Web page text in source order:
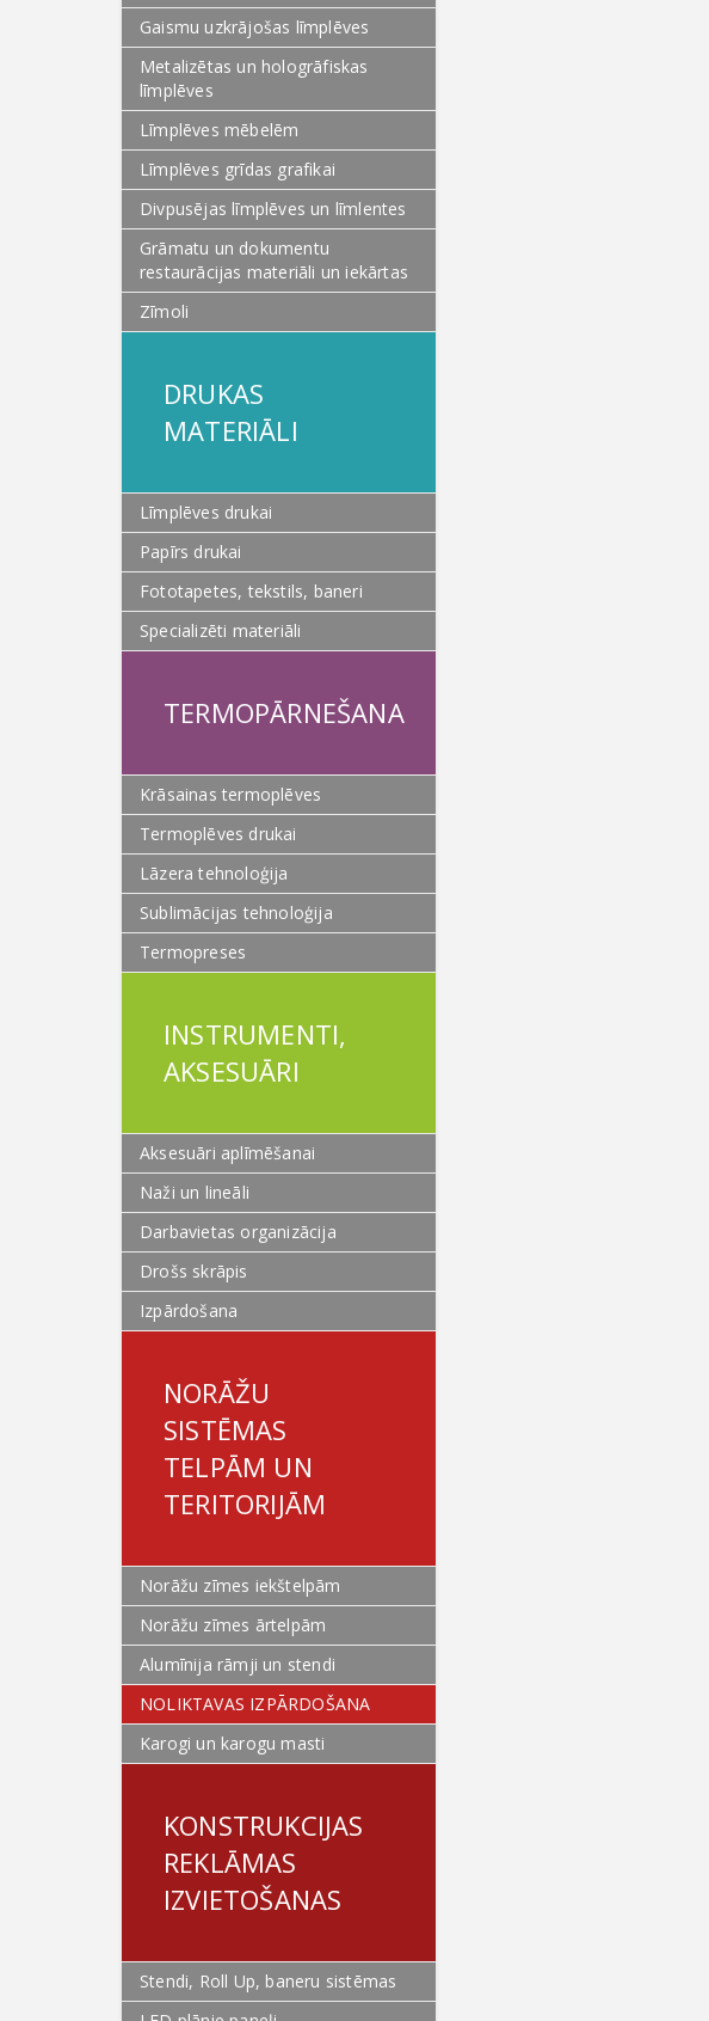
Gaismu uzkrājošas līmplēves
Metalizētas un hologrāfiskas
līmplēves
Līmplēves mēbelēm
Līmplēves grīdas grafikai
Divpusējas līmplēves un līmlentes
Grāmatu un dokumentu
restaurācijas materiāli un iekārtas
Zīmoli
DRUKAS
MATERIĀLI
Līmplēves drukai
Papīrs drukai
Fototapetes, tekstils, baneri
Specializēti materiāli
TERMOPĀRNEŠANA
Krāsainas termoplēves
Termoplēves drukai
Lāzera tehnoloģija
Sublimācijas tehnoloģija
Termopreses
INSTRUMENTI,
AKSESUĀRI
Aksesuāri aplīmēšanai
Naži un lineāli
Darbavietas organizācija
Drošs skrāpis
Izpārdošana
NORĀŽU
SISTĒMAS
TELPĀM UN
TERITORIJĀM
Norāžu zīmes iekštelpām
Norāžu zīmes ārtelpām
Alumīnija rāmji un stendi
NOLIKTAVAS IZPĀRDOŠANA
Karogi un karogu masti
KONSTRUKCIJAS
REKLĀMAS
IZVIETOŠANAS
Stendi, Roll Up, baneru sistēmas